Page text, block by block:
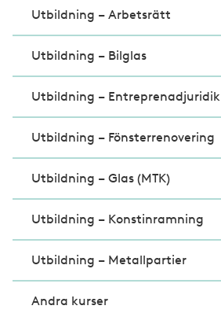
Utbildning – Arbetsrätt
Utbildning – Bilglas
Utbildning – Entreprenadjuridik
Utbildning – Fönsterrenovering
Utbildning – Glas (MTK)
Utbildning – Konstinramning
Utbildning – Metallpartier
Andra kurser